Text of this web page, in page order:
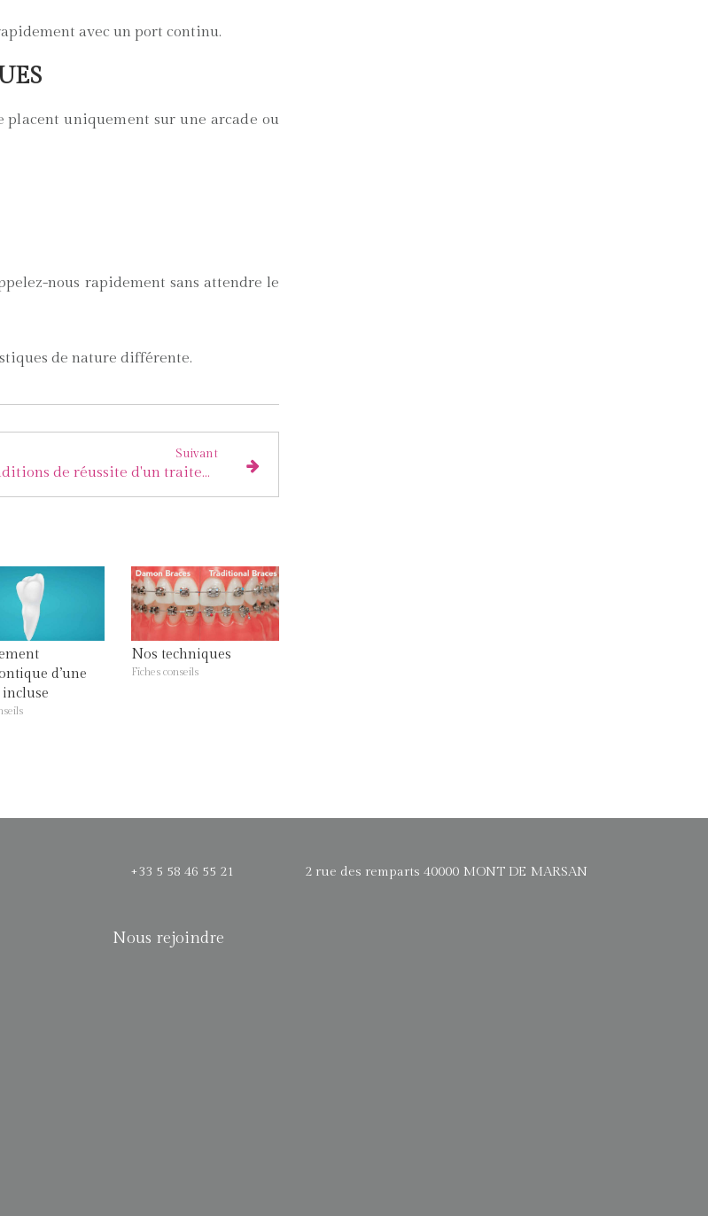
avec un port continu.
placent uniquement sur une arcade ou
nous rapidement sans attendre le
de nature différente.
Suivant
Conditions de réussite d'un traitement orthodontique
d’une
Nos techniques
Fiches conseils
+33 5 58 46 55 21 2 rue des remparts 40000 MONT DE MARSAN
Nous rejoindre